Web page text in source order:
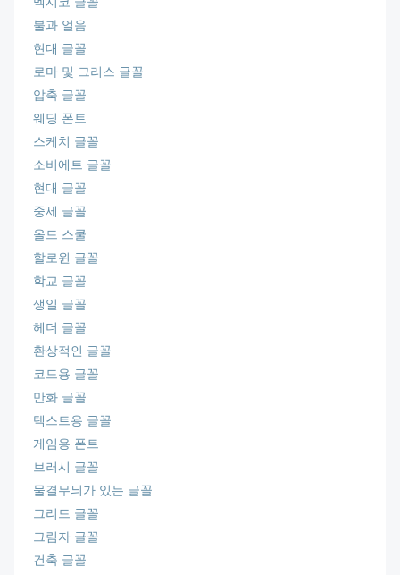
불과 얼음
현대 글꼴
로마 및 그리스 글꼴
압축 글꼴
웨딩 폰트
스케치 글꼴
소비에트 글꼴
현대 글꼴
중세 글꼴
올드 스쿨
할로윈 글꼴
학교 글꼴
생일 글꼴
헤더 글꼴
환상적인 글꼴
코드용 글꼴
만화 글꼴
텍스트용 글꼴
게임용 폰트
브러시 글꼴
물결무늬가 있는 글꼴
그리드 글꼴
그림자 글꼴
건축 글꼴